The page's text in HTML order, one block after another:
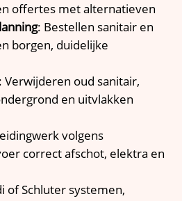
offertes met alternatieven
: Bestellen sanitair en
borgen, duidelijke
: Verwijderen oud sanitair,
en uitvlakken
volgens
correct afschot, elektra en
of Schluter systemen,